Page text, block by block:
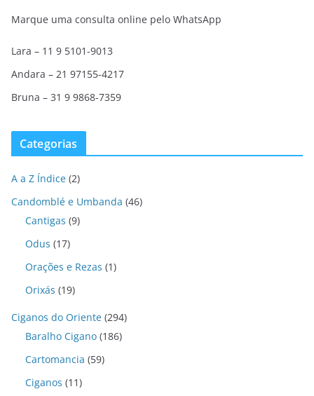
Marque uma consulta online pelo WhatsApp
Lara – 11 9 5101-9013
Andara – 21 97155-4217
Bruna – 31 9 9868-7359
Categorias
A a Z Índice (2)
Candomblé e Umbanda (46)
Cantigas (9)
Odus (17)
Orações e Rezas (1)
Orixás (19)
Ciganos do Oriente (294)
Baralho Cigano (186)
Cartomancia (59)
Ciganos (11)